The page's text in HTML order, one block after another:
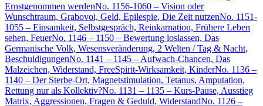
Ernstgenommen werdenNo. 1156-1060 – Vision oder
Wunschtraum, Grabovoi, Geld, Epilespie, Die Zeit nutzenNo. 1151-
1055 – Einsamkeit, Selbstgespräch, Reinkarnation, Frühere Leben
sehen, FeuerNo. 1146 – 1150 – Bewertung loslassen, Das
Germanische Volk, Wesensveränderung, 2 Welten / Tag & Nacht,
BeschuldigungenNo. 1141 – 1145 – Aufwach-Chancen, Das
Malzeichen, Widerstand, FreeSpirit-Wirksamkeit, KinderNo. 1136 –
1140 – Der Sterbe-Ort, Magnetstimulation, Tetanus, Amputation,
Rettung nur als Kollektiv?No. 1131 – 1135 – Kurs-Pause, Ausstieg
Matrix, Aggressionen, Fragen & Geduld, WiderstandNo. 1126 –